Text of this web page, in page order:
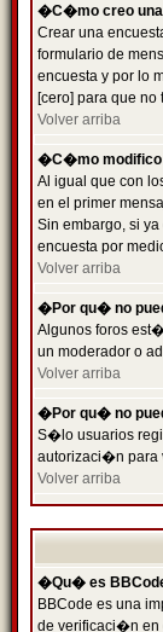
�C�mo creo una
Crear una
formulario de
encuesta y por lo
[cero] para que
Volver arriba
�C�mo modifico
Al igual que con
en el primer
Sin embargo, si
encuesta por
Volver arriba
�Por qu� no
Algunos foros
un moderador o
Volver arriba
�Por qu� no
S�lo usuarios
autorizaci�n para
Volver arriba
�Qu� es
BBCode es una
de verificaci�n en